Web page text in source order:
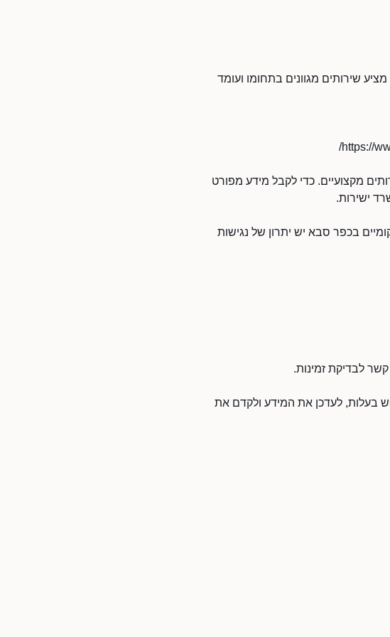
שירותים מגוונים בתחומו ועומד
מקצועיים. כדי לקבל מידע מפורט
ישירות.
בכפר סבא יש יתרון של נגישות
לבדיקת זמינות.
בעלות, לעדכן את המידע ולקדם את